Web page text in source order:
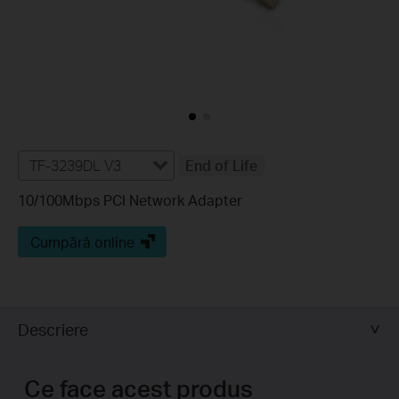
TF-3239DL V3
End of Life
10/100Mbps PCI Network Adapter
Cumpără online
Descriere
Ce face acest produs